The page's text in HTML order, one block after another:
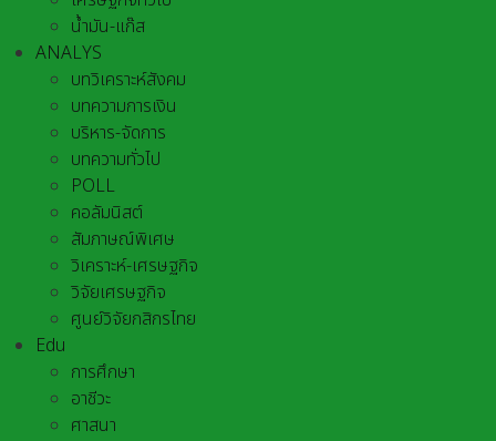
น้ำมัน-แก๊ส
ANALYS
บทวิเคราะห์สังคม
บทความการเงิน
บริหาร-จัดการ
บทความทั่วไป
POLL
คอลัมนิสต์
สัมภาษณ์พิเศษ
วิเคราะห์-เศรษฐกิจ
วิจัยเศรษฐกิจ
ศูนย์วิจัยกสิกรไทย
Edu
การศึกษา
อาชีวะ
ศาสนา